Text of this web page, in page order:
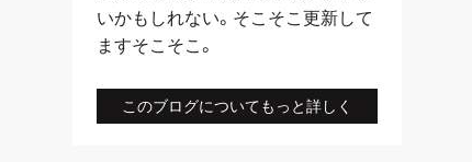
いかもしれない。そこそこ更新して
ますそこそこ。
このブログについてもっと詳しく